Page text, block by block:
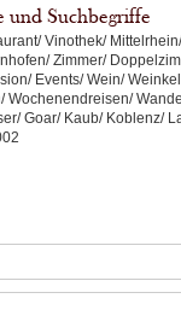
und Suchbegriffe
Vinothek/
Zimmer/
Events/ Wein/
Wochenendreisen/
Goar/ Kaub/ Koblenz/